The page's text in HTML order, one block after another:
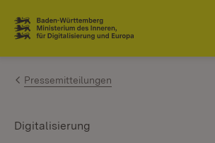
Zum Inhalt springen
Link zur Startseite
Pressemitteilungen
Digitalisierung